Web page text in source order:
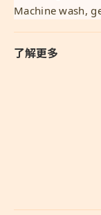
Machine wash,
了解更多